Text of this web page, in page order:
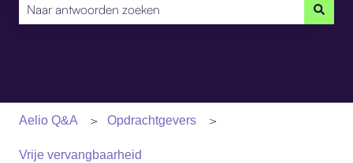
Aelio Q&A Opdrachtgevers
Vrije vervangbaarheid